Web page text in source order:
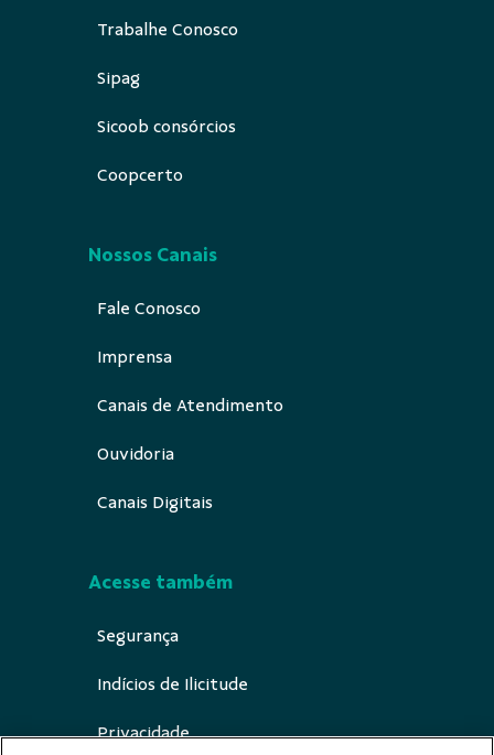
Trabalhe Conosco
Sipag
Sicoob consórcios
Coopcerto
Nossos Canais
Fale Conosco
Imprensa
Canais de Atendimento
Ouvidoria
Canais Digitais
Acesse também
Segurança
Indícios de Ilicitude
Privacidade